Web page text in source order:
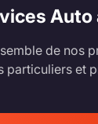
Auto
de nos
particuliers et